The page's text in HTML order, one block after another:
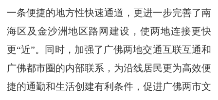
一条便捷的地方性快速通道，更进一步完善了南
海区及金沙洲地区路网建设，使两地连接更快
更“近”。同时，加强了广佛两地交通互联互通和
广佛都市圈的内部联系，为沿线居民更为高效便
捷的通勤和生活创建有利条件，促进广佛两市文